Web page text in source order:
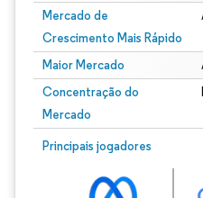
Mercado de
Crescimento Mais Rápido
Maior Mercado
Concentração do
Mercado
Principais jogadores
Imagem © Mordor Intelligence. O